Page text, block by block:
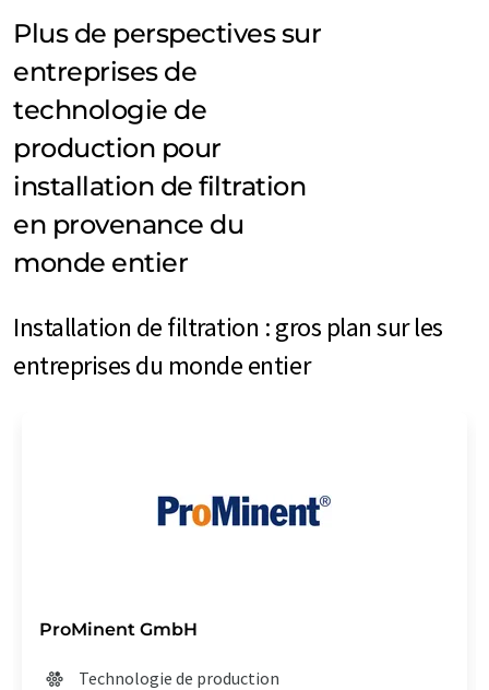
Plus de perspectives sur
entreprises de
technologie de
production pour
installation de filtration
en provenance du
monde entier
Installation de filtration : gros plan sur les
entreprises du monde entier
ProMinent GmbH
Technologie de production